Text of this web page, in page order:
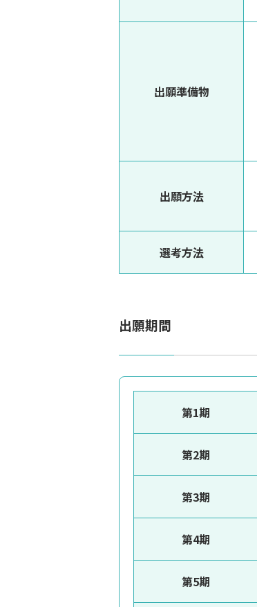
出願準備物
出願方法
選考方法
出願期間
第1期
第2期
第3期
第4期
第5期